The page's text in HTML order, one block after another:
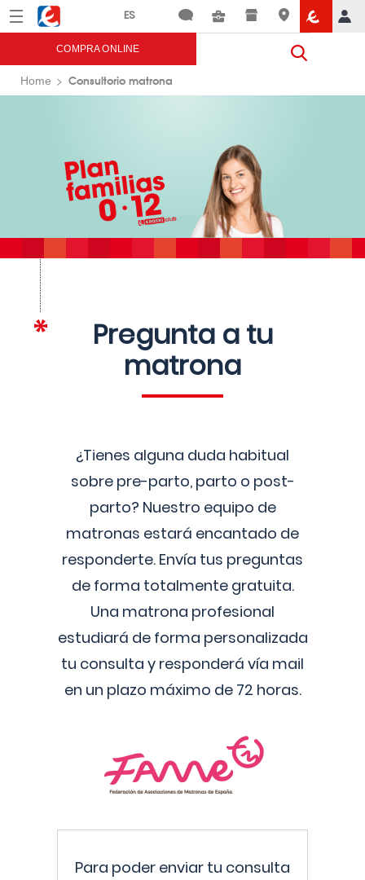
Menú Eroski
COMPRA ONLINE
Home Consultorio matrona
Pregunta a tu
matrona
¿Tienes alguna duda habitual
sobre pre-parto, parto o post-
parto? Nuestro equipo de
matronas estará encantado de
responderte. Envía tus preguntas
de forma totalmente gratuita.
Una matrona profesional
estudiará de forma personalizada
tu consulta y responderá vía mail
en un plazo máximo de 72 horas.
Para poder enviar tu consulta